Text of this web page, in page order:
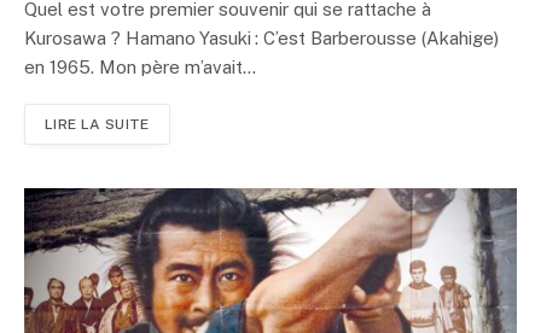
Quel est votre premier souvenir qui se rattache à
Kurosawa ? Hamano Yasuki : C’est Barberousse (Akahige)
en 1965. Mon père m’avait…
LIRE LA SUITE